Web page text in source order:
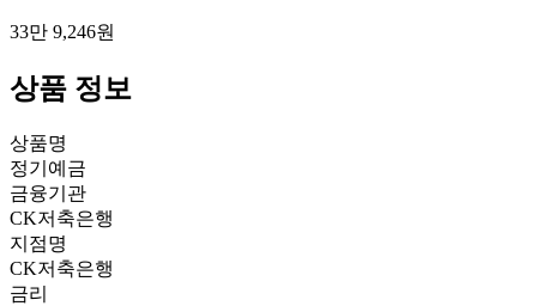
33만 9,246원
상품 정보
상품명
정기예금
금융기관
CK저축은행
지점명
CK저축은행
금리